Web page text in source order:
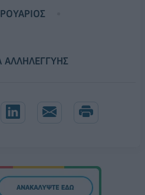
ΑΛΛΗΛΕΓΓΥΗΣ